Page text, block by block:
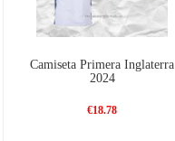
Camiseta Primera Inglaterra
2024
€18.78